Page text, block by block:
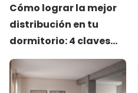
Cómo lograr la mejor
distribución en tu
dormitorio: 4 claves
esenciales